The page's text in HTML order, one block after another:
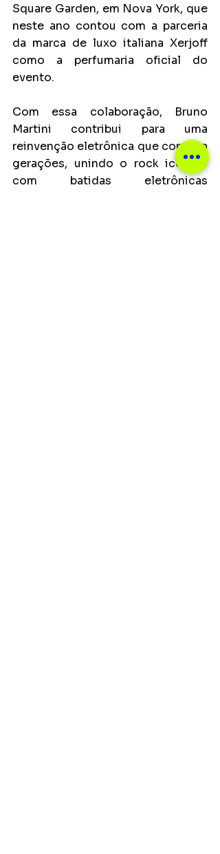
Square Garden, em Nova York, que
neste ano contou com a parceria
da marca de luxo italiana Xerjoff
como a perfumaria oficial do
evento.
Com essa colaboração, Bruno
Martini contribui para uma
reinvenção eletrônica que conecta
gerações, unindo o rock icônico
com batidas eletrônicas